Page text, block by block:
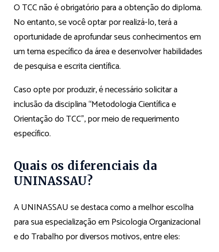
O TCC não é obrigatório para a obtenção do diploma.
No entanto, se você optar por realizá-lo, terá a
oportunidade de aprofundar seus conhecimentos em
um tema específico da área e desenvolver habilidades
de pesquisa e escrita científica.
Caso opte por produzir, é necessário solicitar a
inclusão da disciplina “Metodologia Científica e
Orientação do TCC”, por meio de requerimento
específico.
Quais os diferenciais da
UNINASSAU?
A UNINASSAU se destaca como a melhor escolha
para sua especialização em Psicologia Organizacional
e do Trabalho por diversos motivos, entre eles: